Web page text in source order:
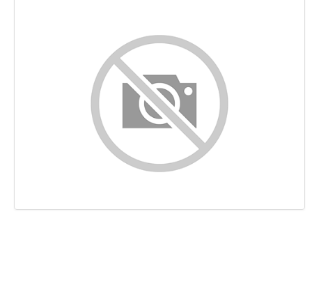
Keywords
Usabilita
Documento